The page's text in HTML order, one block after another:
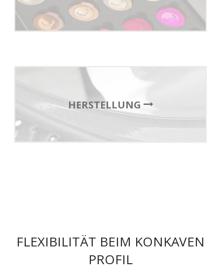
HERSTELLUNG
FLEXIBILITÄT BEIM KONKAVEN
PROFIL